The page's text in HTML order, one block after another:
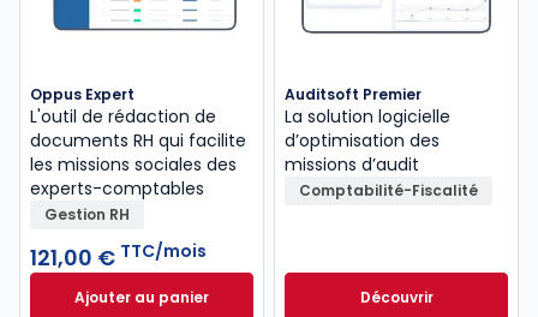
Oppus Expert
L'outil de rédaction de
documents RH qui facilite
les missions sociales des
experts-comptables
Gestion RH
121,00 € TTC/mois
Ajouter au panierOppus Expert à 121,00 € TTC/mois
Auditsoft Premier
La solution logicielle
d’optimisation des
missions d’audit
Comptabilité-Fiscalité
Découvrir